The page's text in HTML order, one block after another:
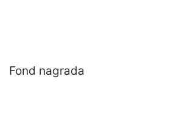
Fond nagrada